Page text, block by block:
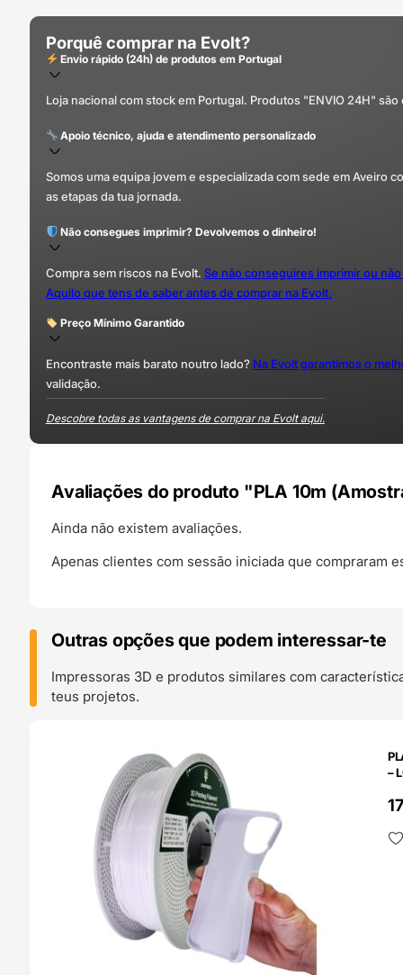
Porquê comprar na Evolt?
Envio rápido (24h) de produtos em Portugal
Loja nacional com stock em Portugal. Produtos "ENVIO 24H"
Apoio técnico, ajuda e atendimento personalizado
Somos uma equipa jovem e especializada com sede em Aveiro
as etapas da tua jornada.
Não consegues imprimir? Devolvemos o dinheiro!
Compra sem riscos na Evolt. Se não conseguires imprimir ou
Aquilo que tens de saber antes de comprar na Evolt.
Preço Mínimo Garantido
Encontraste mais barato noutro lado? Na Evolt garantimos o
validação.
Descobre todas as vantagens de comprar na Evolt aqui.
Avaliações do produto "PLA 10m
Ainda não existem avaliações.
Apenas clientes com sessão iniciada que compraram
Outras opções que podem interessar-te
Impressoras 3D e produtos similares com
teus projetos.
–